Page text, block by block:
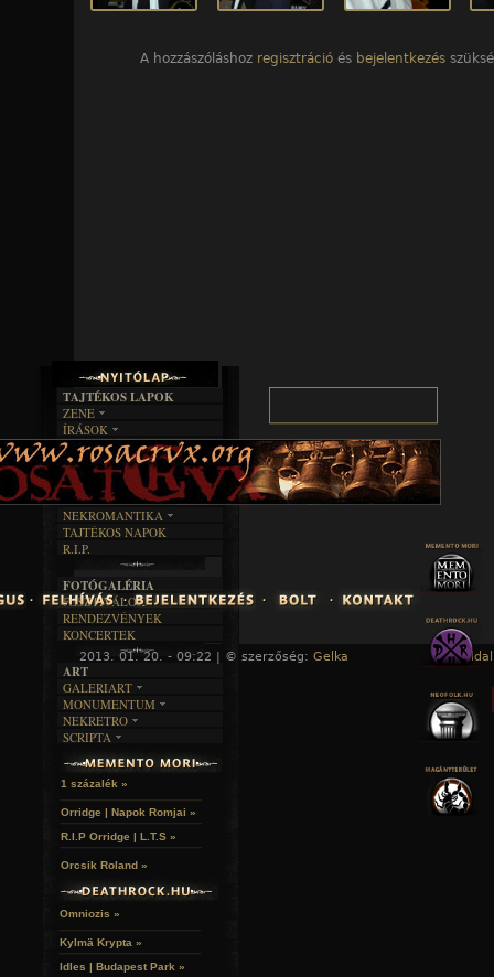
A hozzászóláshoz regisztráció és bejelentkezés
2013. 01. 20. - 09:22 | © szerzőség: Gelka « Főoldal
TAJTÉKOS LAPOK
ZENE
EGYÜTTESEK
INTERJÚK
FORDÍTÁSOK
DALSZÖVEGEK
ÍRÁSOK
IRODALOM
FILM
MŰVÉSZET
ÍRÁSTÖRTÉNET
BOSZORKÁNYKONYHA
FEKETE HUMOR
KÉPES
SZÖVEGES
RENDEZVÉNYEK
NEKROMANTIKA
AKTUÁLIS
A MÚLT
TAJTÉKOS NAPOK
R.I.P.
FOTÓGALÉRIA
FESZTIVÁLOK
RENDEZVÉNYEK
KONCERTEK
ART
GALERIART
ARTGALERI
KÉPREGÉNYEK
LAKÁSKULTS
MONUMENTUM
TEMETŐK
TEMPLOMOK
VÁRAK
HELYEK
NEKRETRO
SZUBKULT
FEKETE LYUK
RELIKVIÁK
SCRIPTA
NOVELLÁK
VERSEK
1 százalék »
Orridge | Napok Romjai »
R.I.P Orridge | L.T.S »
Orcsik Roland »
Omniozis »
Kylmä Krypta »
Idles | Budapest Park »